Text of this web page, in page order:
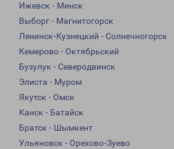
Ижевск - Минск
Выборг - Магнитогорск
Ленинск-Кузнецкий - Солнечногорск
Кемерово - Октябрьский
Бузулук - Северодвинск
Элиста - Муром
Якутск - Омск
Канск - Батайск
Братск - Шымкент
Ульяновск - Орехово-Зуево